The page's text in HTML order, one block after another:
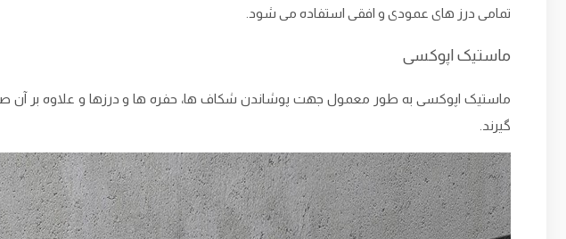
تمامی درز های عمودی و افقی استفاده می ‌شود.
ماستیک اپوکسی
ماستیک اپوکسی به طور معمول جهت پوشاندن شکاف‌ ها، حفره ‌ها و درزها و علاوه بر
گیرند.